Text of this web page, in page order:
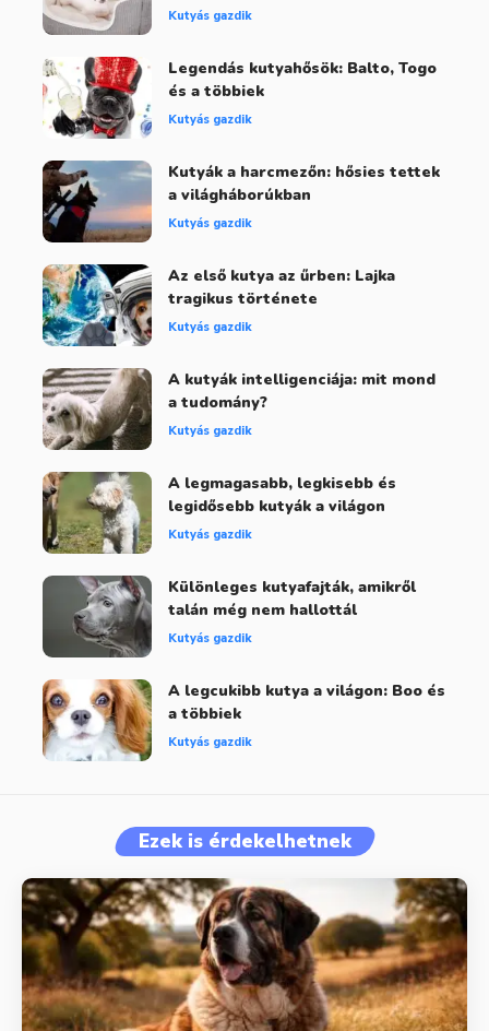
Kutyás gazdik
Legendás kutyahősök: Balto, Togo
és a többiek
Kutyás gazdik
Kutyák a harcmezőn: hősies tettek
a világháborúkban
Kutyás gazdik
Az első kutya az űrben: Lajka
tragikus története
Kutyás gazdik
A kutyák intelligenciája: mit mond
a tudomány?
Kutyás gazdik
A legmagasabb, legkisebb és
legidősebb kutyák a világon
Kutyás gazdik
Különleges kutyafajták, amikről
talán még nem hallottál
Kutyás gazdik
A legcukibb kutya a világon: Boo és
a többiek
Kutyás gazdik
Ezek is érdekelhetnek